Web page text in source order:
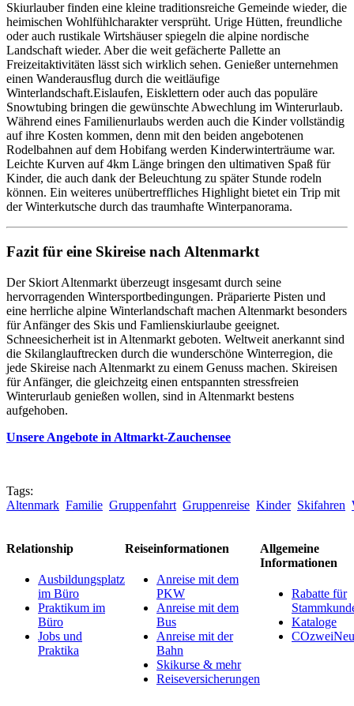
Skiurlauber finden eine kleine traditionsreiche Gemeinde wieder, die
heimischen Wohlfühlcharakter versprüht. Urige Hütten, freundliche
oder auch rustikale Wirtshäuser spiegeln die alpine nordische
Landschaft wieder. Aber die weit gefächerte Pallette an
Freizeitaktivitäten lässt sich wirklich sehen. Genießer unternehmen
einen Wanderausflug durch die weitläufige
Winterlandschaft.Eislaufen, Eisklettern oder auch das populäre
Snowtubing bringen die gewünschte Abwechlung im Winterurlaub.
Während eines Familienurlaubs werden auch die Kinder vollständig
auf ihre Kosten kommen, denn mit den beiden angebotenen
Rodelbahnen auf dem Hobifang werden Kinderwinterträume war.
Leichte Kurven auf 4km Länge bringen den ultimativen Spaß für
Kinder, die auch dank der Beleuchtung zu später Stunde rodeln
können. Ein weiteres unübertreffliches Highlight bietet ein Trip mit
der Winterkutsche durch das traumhafte Winterpanorama.
Fazit für eine Skireise nach Altenmarkt
Der Skiort Altenmarkt überzeugt insgesamt durch seine
hervorragenden Wintersportbedingungen. Präparierte Pisten und
eine herrliche alpine Winterlandschaft machen Altenmarkt besonders
für Anfänger des Skis und Famlienskiurlaube geeignet.
Schneesicherheit ist in Altenmarkt geboten. Weltweit anerkannt sind
die Skilanglauftrecken durch die wunderschöne Winterregion, die
jede Skireise nach Altenmarkt zu einem Genuss machen. Skireisen
für Anfänger, die gleichzeitg einen entspannten stressfreien
Winterurlaub genießen wollen, sind in Altenmarkt bestens
aufgehoben.
Unsere Angebote in Altmarkt-Zauchensee
Tags:
Altenmark Familie Gruppenfahrt Gruppenreise Kinder Skifahren
Relationship
Ausbildungsplatz
im Büro
Praktikum im
Büro
Jobs und
Praktika
Reiseinformationen
Anreise mit dem
PKW
Anreise mit dem
Bus
Anreise mit der
Bahn
Skikurse & mehr
Reiseversicherungen
Allgemeine
Informationen
Rabatte für
Kataloge